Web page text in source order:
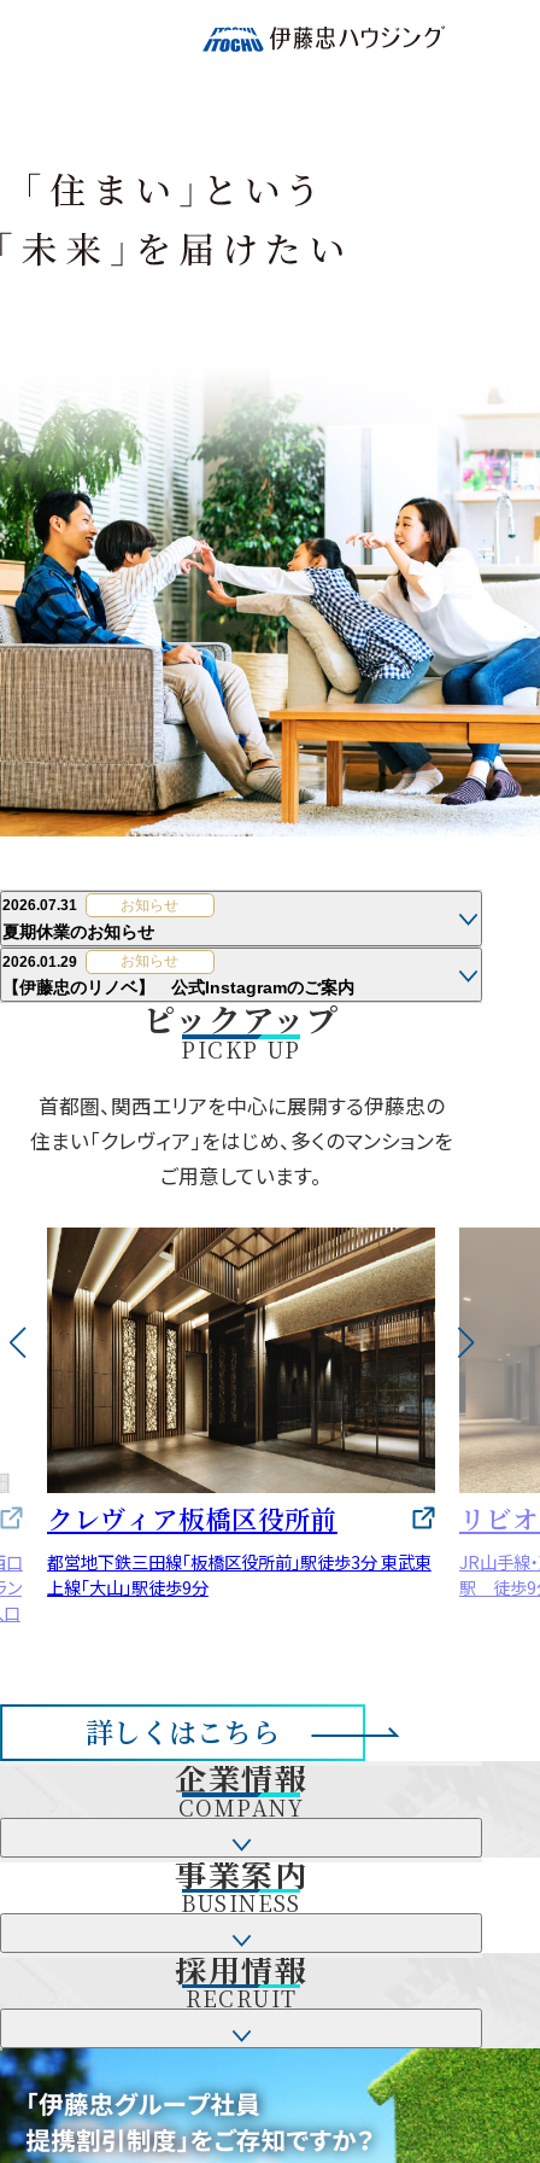
伊
ウ
ジ
ン
新
着
情
2026.07.31 お知らせ
夏期休業のお知らせ
2026.01.29 お知らせ
【伊藤忠のリノベ】 公式Instagramのご案内
ピックアップ
PICKP UP
首都圏、関西エリアを中心に展開する伊藤忠の
住まい「クレヴィア」をはじめ、多くのマンションを
ご用意しています。
口
ン
クレヴィア板橋区役所前
都営地下鉄三田線「板橋区役所前」駅徒歩3分 東武東
上線「大山」駅徒歩9分
リビ
JR山手線
駅 徒歩9
新
築
マ
シ
ョ
ン
販
売
一
ペ
ー
詳しくはこちら
企業情報
COMPANY
企
業
情
報
開
閉
ボ
ン
業
閉
ン
事業案内
BUSINESS
事
業
案
内
開
ボ
ン
業
閉
ボ
タ
ン
採用情報
RECRUIT
採
用
情
報
開
ボ
タ
ン
用
情
報
開
閉